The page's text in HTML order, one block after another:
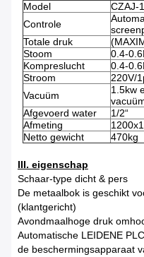
Model
CZAJ-
Controle
Totale druk
Stoom
0.4-
Kompreslucht
0.4-
Stroom
220V/
Vacuüm
1.5kw
Afgevoerd water
1/2“
Afmeting
Netto gewicht
470kg
III. eigenschap
Schaar-type dicht & pers
De metaalbok is geschikt
(klantgericht)
Avondmaalhoge druk
Automatische LEIDENE
de beschermingsapparaat